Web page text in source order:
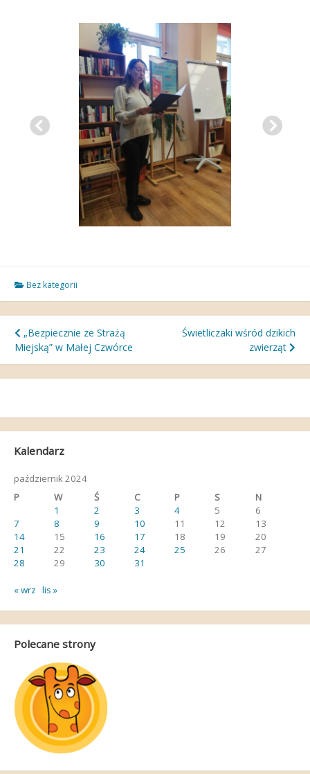
Bez kategorii
Nawigacja
wpisu
„Bezpiecznie ze Strażą
Miejską” w Małej Czwórce
Świetliczaki wśród dzikich
zwierząt
Kalendarz
październik 2024
P
W Ś C P S
N
1
2 3 4 5
6
7
8 9 10 11 12
13
14
15 16 17 18 19
20
21
22 23 24 25 26
27
28
29 30 31
« wrz lis »
Polecane strony